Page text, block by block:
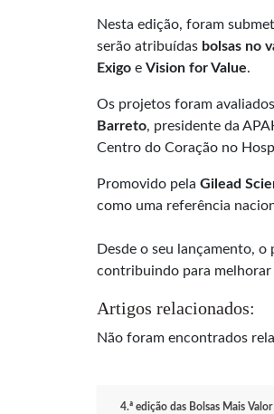
Nesta edição, foram
serão atribuídas bolsas no
Exigo e Vision for Value.
Os projetos foram
Barreto, presidente da
Centro do Coração no
Promovido pela Gilead
como uma referência
Desde o seu lançamento,
contribuindo para melhorar
Artigos relacionados:
Não foram encontrados
4.ª edição das Bolsas Mais